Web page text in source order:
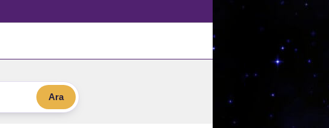
Ara